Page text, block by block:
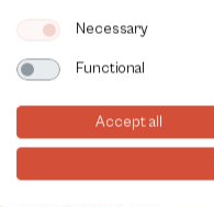
Necessary
Functional
Accept all